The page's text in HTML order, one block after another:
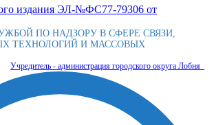
издания ЭЛ-№ФС77-79306 от
ПО НАДЗОРУ В СФЕРЕ СВЯЗИ,
ТЕХНОЛОГИЙ И МАССОВЫХ
Учредитель - администрация городского округа Лобня